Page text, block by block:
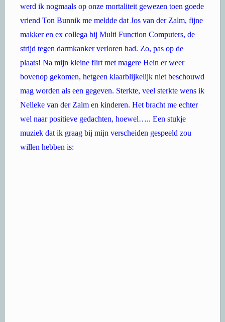
werd ik nogmaals op onze mortaliteit gewezen toen goede
vriend Ton Bunnik me meldde dat Jos van der Zalm, fijne
makker en ex collega bij Multi Function Computers, de
strijd tegen darmkanker verloren had. Zo, pas op de
plaats! Na mijn kleine flirt met magere Hein er weer
bovenop gekomen, hetgeen klaarblijkelijk niet beschouwd
mag worden als een gegeven. Sterkte, veel sterkte wens ik
Nelleke van der Zalm en kinderen. Het bracht me echter
wel naar positieve gedachten, hoewel….. Een stukje
muziek dat ik graag bij mijn verscheiden gespeeld zou
willen hebben is: